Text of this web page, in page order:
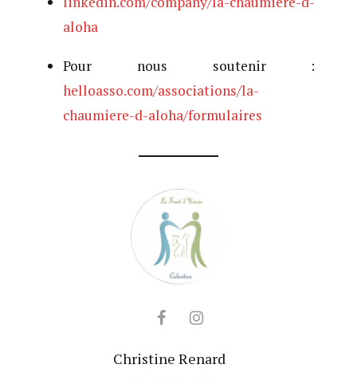
aloha
Pour nous soutenir :
helloasso.com/associations/la-
chaumiere-d-aloha/formulaires
Christine Renard